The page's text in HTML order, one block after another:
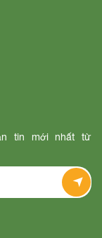
tin mới nhất từ